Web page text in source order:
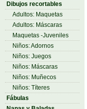
Dibujos recortables
Adultos: Maquetas
Adultos: Máscaras
Maquetas -Juveniles
Niños: Adornos
Niños: Juegos
Niños: Máscaras
Niños: Muñecos
Niños: Títeres
Fábulas